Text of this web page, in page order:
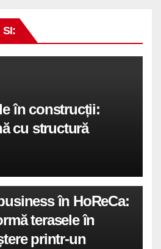
SI:
în construcții:
cu structură
în HoReCa:
terasele în
printr-un